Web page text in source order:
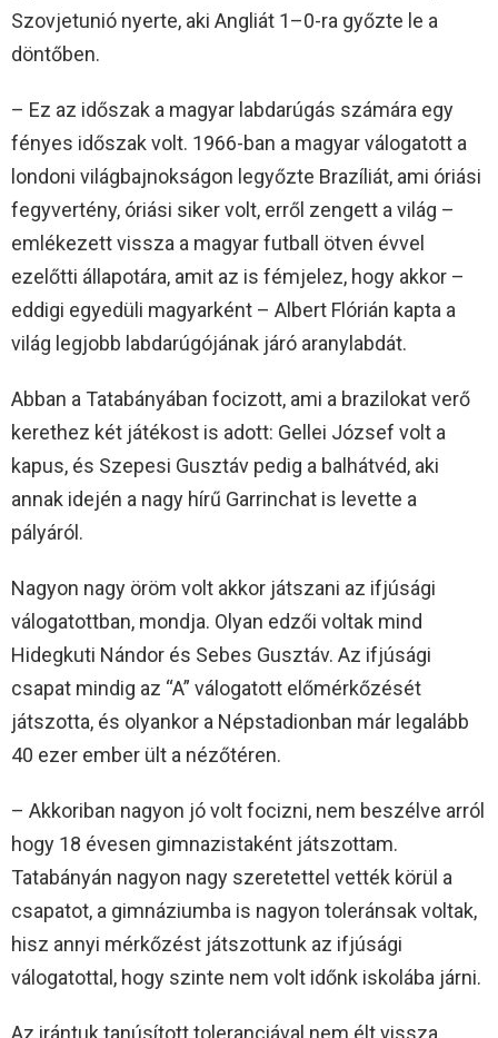
Szovjetunió nyerte, aki Angliát 1–0-ra győzte le a
döntőben.
– Ez az időszak a magyar labdarúgás számára egy
fényes időszak volt. 1966-ban a magyar válogatott a
londoni világbajnokságon legyőzte Brazíliát, ami óriási
fegyvertény, óriási siker volt, erről zengett a világ –
emlékezett vissza a magyar futball ötven évvel
ezelőtti állapotára, amit az is fémjelez, hogy akkor –
eddigi egyedüli magyarként – Albert Flórián kapta a
világ legjobb labdarúgójának járó aranylabdát.
Abban a Tatabányában focizott, ami a brazilokat verő
kerethez két játékost is adott: Gellei József volt a
kapus, és Szepesi Gusztáv pedig a balhátvéd, aki
annak idején a nagy hírű Garrinchat is levette a
pályáról.
Nagyon nagy öröm volt akkor játszani az ifjúsági
válogatottban, mondja. Olyan edzői voltak mind
Hidegkuti Nándor és Sebes Gusztáv. Az ifjúsági
csapat mindig az “A” válogatott előmérkőzését
játszotta, és olyankor a Népstadionban már legalább
40 ezer ember ült a nézőtéren.
– Akkoriban nagyon jó volt focizni, nem beszélve arról
hogy 18 évesen gimnazistaként játszottam.
Tatabányán nagyon nagy szeretettel vették körül a
csapatot, a gimnáziumba is nagyon toleránsak voltak,
hisz annyi mérkőzést játszottunk az ifjúsági
válogatottal, hogy szinte nem volt időnk iskolába járni.
Az irántuk tanúsított toleranciával nem élt vissza.